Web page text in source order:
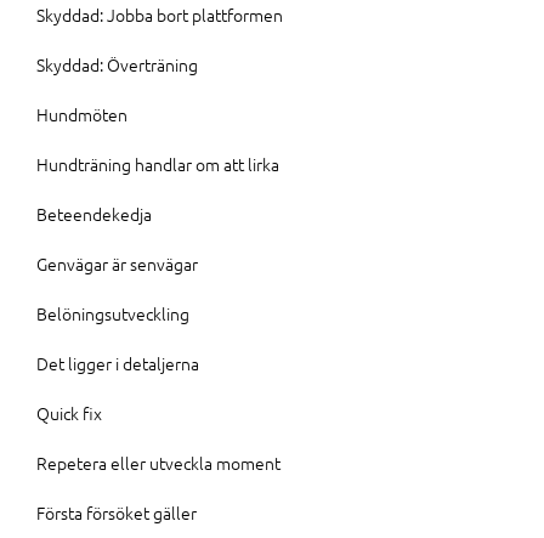
Skyddad: Jobba bort plattformen
Skyddad: Överträning
Hundmöten
Hundträning handlar om att lirka
Beteendekedja
Genvägar är senvägar
Belöningsutveckling
Det ligger i detaljerna
Quick fix
Repetera eller utveckla moment
Första försöket gäller